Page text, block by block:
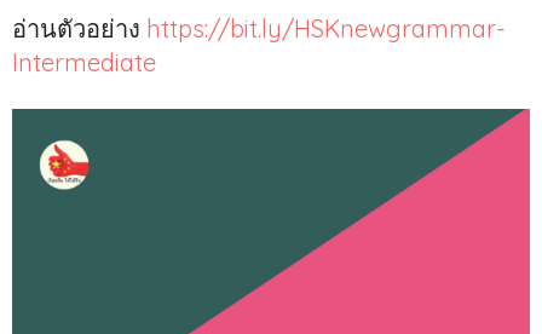
อ่านตัวอย่าง https://bit.ly/HSKnewgrammar-
Intermediate